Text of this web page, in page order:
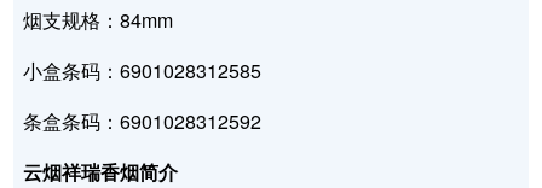
烟支规格：84mm
小盒条码：6901028312585
条盒条码：6901028312592
云烟祥瑞香烟简介